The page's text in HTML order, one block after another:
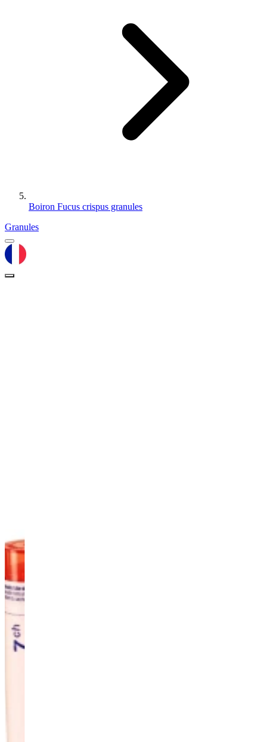
Boiron Fucus crispus granules
Granules